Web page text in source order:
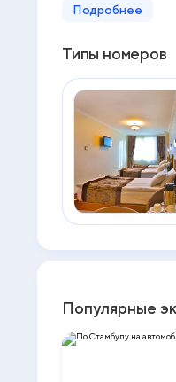
завтрак «шведский стол». Grand Madrid Hotel располагается на расстоянии 3,1 км и 3,2 км соответственно от таких
Подробнее
Типы номеров
Популярные